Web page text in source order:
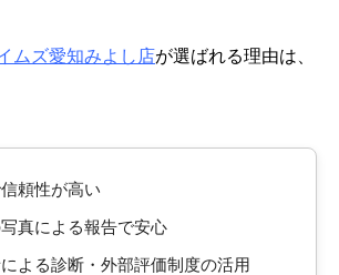
ムズ愛知みよし店が選ばれる理由は、
頼性が高い
真による報告で安心
よる診断・外部評価制度の活用